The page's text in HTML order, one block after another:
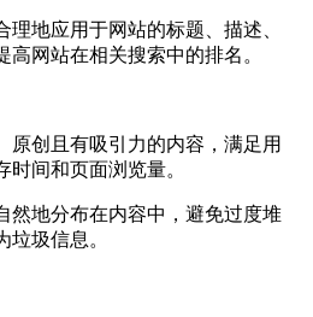
地应用于网站的标题、描述、
网站在相关搜索中的排名。
原创且有吸引力的内容，满足用
时间和页面浏览量。
然地分布在内容中，避免过度堆
圾信息。